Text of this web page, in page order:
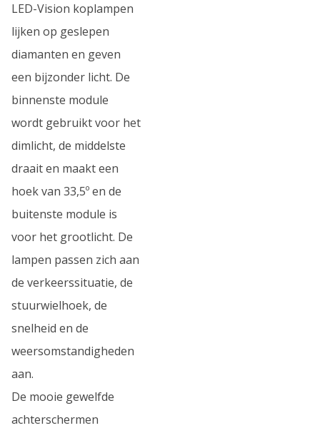
LED-Vision koplampen
lijken op geslepen
diamanten en geven
een bijzonder licht. De
binnenste module
wordt gebruikt voor het
dimlicht, de middelste
draait en maakt een
hoek van 33,5º en de
buitenste module is
voor het grootlicht. De
lampen passen zich aan
de verkeerssituatie, de
stuurwielhoek, de
snelheid en de
weersomstandigheden
aan.
De mooie gewelfde
achterschermen